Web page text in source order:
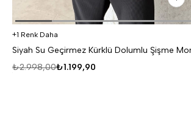
1 Renk Daha
₺1.199,90
₺2.998,00